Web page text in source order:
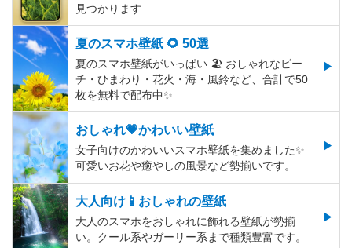
見つかります
夏のスマホ壁紙 🌻 50選
夏のスマホ壁紙がいっぱい 🏖 おしゃれなビー
チ・ひまわり・花火・海・風鈴など、合計で50
枚を無料で配布中✨
おしゃれ💗かわいい壁紙
女子向けのかわいいスマホ壁紙を集めました✨
可愛いお花や癒やしの風景など勢揃いです。
大人向け📱おしゃれの壁紙
大人のスマホをおしゃれに飾れる壁紙が勢揃
い。クール系やガーリー系まで種類豊富です。